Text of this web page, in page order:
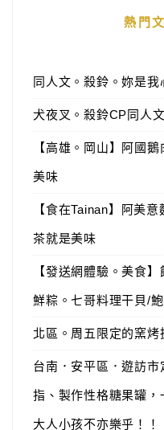
熱門
同人文。殺鈴。妳是我
犬夜叉。殺鈴CP同人
【高雄。岡山】阿國
美味
【食在Tainan】阿美
茶就是美味
【發送網體驗。美食
鮮粽。七哥料理干貝/
北區。周五限定的窯
台南．安平區．遊訪
指、製作性格糖果罐，
大人小孩不亦樂乎！！